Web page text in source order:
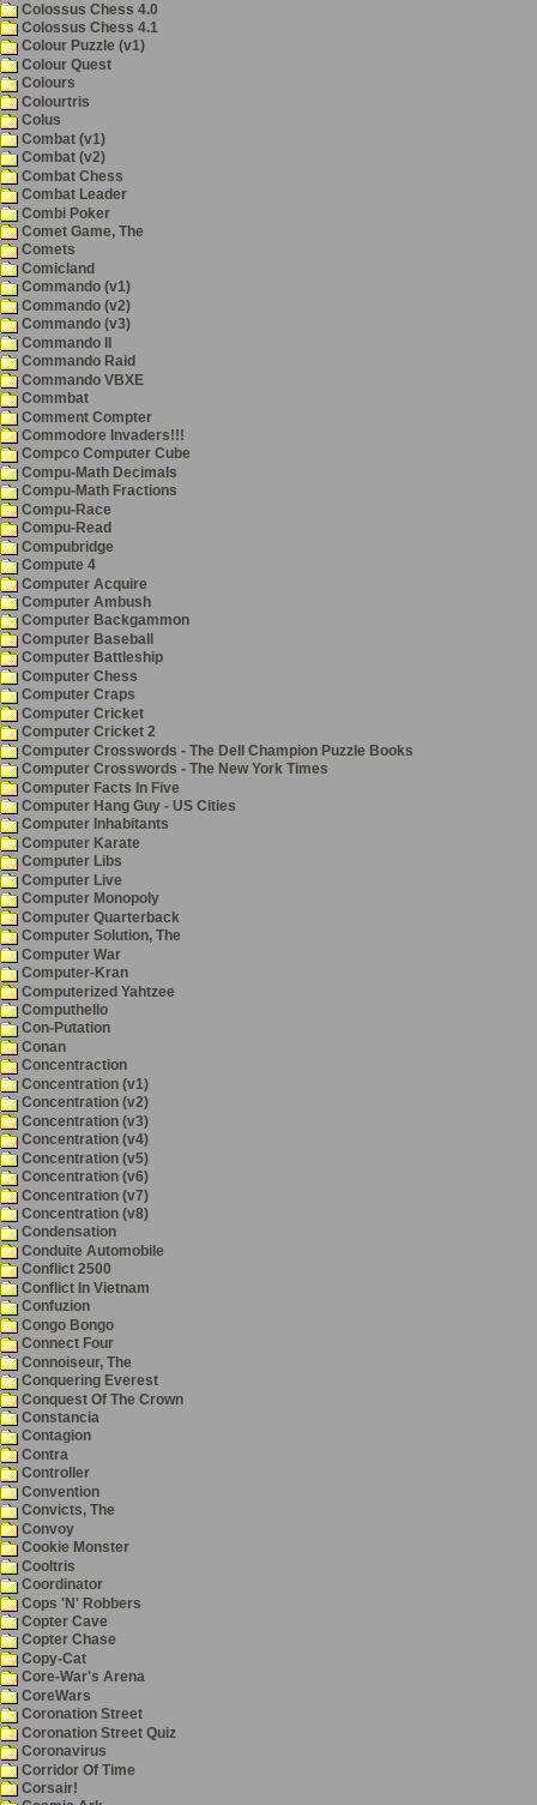
Colossus Chess 4.0
Colossus Chess 4.1
Colour Puzzle (v1)
Colour Quest
Colours
Colourtris
Colus
Combat (v1)
Combat (v2)
Combat Chess
Combat Leader
Combi Poker
Comet Game, The
Comets
Comicland
Commando (v1)
Commando (v2)
Commando (v3)
Commando II
Commando Raid
Commando VBXE
Commbat
Comment Compter
Commodore Invaders!!!
Compco Computer Cube
Compu-Math Decimals
Compu-Math Fractions
Compu-Race
Compu-Read
Compubridge
Compute 4
Computer Acquire
Computer Ambush
Computer Backgammon
Computer Baseball
Computer Battleship
Computer Chess
Computer Craps
Computer Cricket
Computer Cricket 2
Computer Crosswords - The Dell Champion Puzzle Books
Computer Crosswords - The New York Times
Computer Facts In Five
Computer Hang Guy - US Cities
Computer Inhabitants
Computer Karate
Computer Libs
Computer Live
Computer Monopoly
Computer Quarterback
Computer Solution, The
Computer War
Computer-Kran
Computerized Yahtzee
Computhello
Con-Putation
Conan
Concentraction
Concentration (v1)
Concentration (v2)
Concentration (v3)
Concentration (v4)
Concentration (v5)
Concentration (v6)
Concentration (v7)
Concentration (v8)
Condensation
Conduite Automobile
Conflict 2500
Conflict In Vietnam
Confuzion
Congo Bongo
Connect Four
Connoiseur, The
Conquering Everest
Conquest Of The Crown
Constancia
Contagion
Contra
Controller
Convention
Convicts, The
Convoy
Cookie Monster
Cooltris
Coordinator
Cops 'N' Robbers
Copter Cave
Copter Chase
Copy-Cat
Core-War's Arena
CoreWars
Coronation Street
Coronation Street Quiz
Coronavirus
Corridor Of Time
Corsair!